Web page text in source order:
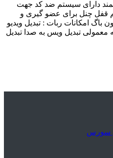
دارای سیستم ضد کد جهت
قفل چنل برای عضو گیری و
باگ امکانات ربات : تبدیل ویدیو
معمولی تبدیل ویس به صدا تبدیل